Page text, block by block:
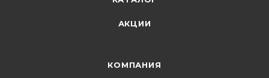
АКЦИИ
КОМПАНИЯ